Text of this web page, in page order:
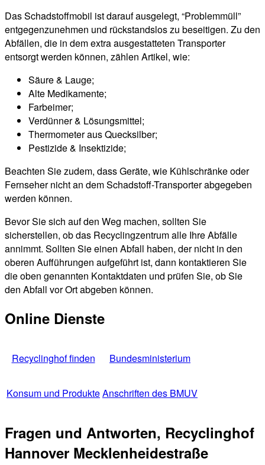
Das Schadstoffmobil ist darauf ausgelegt, “Problemmüll”
entgegenzunehmen und rückstandslos zu beseitigen. Zu den
Abfällen, die in dem extra ausgestatteten Transporter
entsorgt werden können, zählen Artikel, wie:
Säure & Lauge;
Alte Medikamente;
Farbeimer;
Verdünner & Lösungsmittel;
Thermometer aus Quecksilber;
Pestizide & Insektizide;
Beachten Sie zudem, dass Geräte, wie Kühlschränke oder
Fernseher nicht an dem Schadstoff-Transporter abgegeben
werden können.
Bevor Sie sich auf den Weg machen, sollten Sie
sicherstellen, ob das Recyclingzentrum alle Ihre Abfälle
annimmt. Sollten Sie einen Abfall haben, der nicht in den
oberen Aufführungen aufgeführt ist, dann kontaktieren Sie
die oben genannten Kontaktdaten und prüfen Sie, ob Sie
den Abfall vor Ort abgeben können.
Online Dienste
Recyclinghof finden Bundesministerium
Konsum und ProdukteAnschriften des BMUV
Fragen und Antworten, Recyclinghof
Hannover Mecklenheidestraße